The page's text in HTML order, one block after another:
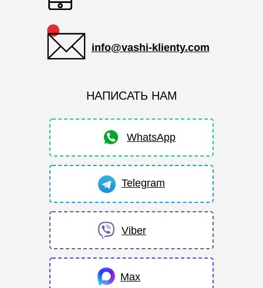
WhatsApp
Telegram
Max
info@vashi-klienty.com
НАПИСАТЬ НАМ
Viber